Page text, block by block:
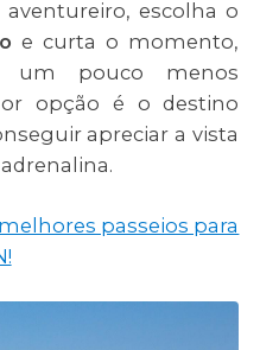
escolha o
e curta o momento,
pouco menos
opção é o destino
apreciar a vista
passeios para